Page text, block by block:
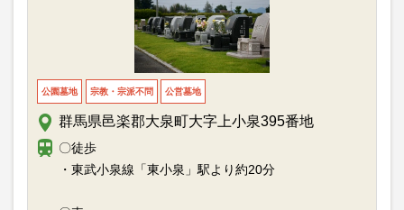
公園墓地 宗教・宗派不問 公営墓地
群馬県邑楽郡大泉町大字上小泉395番地
〇徒歩
・東武小泉線「東小泉」駅より約20分